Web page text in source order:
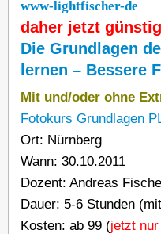
daher jetzt
Die Grundlagen
lernen – Bessere
Mit und/oder ohne
Fotokurs Grundlagen
Ort: Nürnberg
Wann: 30.10.2011
Dozent: Andreas
Dauer: 5-6 Stunden
Kosten: ab 99 (jetzt